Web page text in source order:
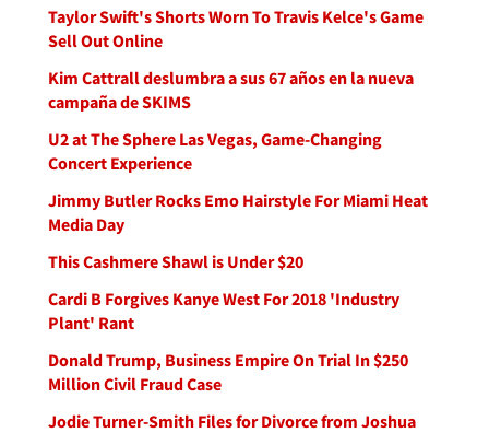
Taylor Swift's Shorts Worn To Travis Kelce's Game
Sell Out Online
Kim Cattrall deslumbra a sus 67 años en la nueva
campaña de SKIMS
U2 at The Sphere Las Vegas, Game-Changing
Concert Experience
Jimmy Butler Rocks Emo Hairstyle For Miami Heat
Media Day
This Cashmere Shawl is Under $20
Cardi B Forgives Kanye West For 2018 'Industry
Plant' Rant
Donald Trump, Business Empire On Trial In $250
Million Civil Fraud Case
Jodie Turner-Smith Files for Divorce from Joshua